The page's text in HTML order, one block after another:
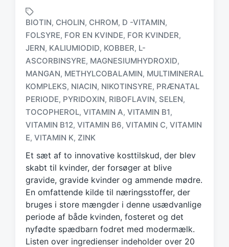
a
g
g
e
d
t
h
BIOTIN, CHOLIN, CHROM, D -VITAMIN,
FOLSYRE, FOR EN KVINDE, FOR KVINDER,
JERN, KALIUMIODID, KOBBER, L-
ASCORBINSYRE, MAGNESIUMHYDROXID,
MANGAN, METHYLCOBALAMIN, MULTIMINERAL
KOMPLEKS, NIACIN, NIKOTINSYRE, PRÆNATAL
PERIODE, PYRIDOXIN, RIBOFLAVIN, SELEN,
TOCOPHEROL, VITAMIN A, VITAMIN B1,
VITAMIN B12, VITAMIN B6, VITAMIN C, VITAMIN
E, VITAMIN K, ZINK
Et sæt af to innovative kosttilskud, der blev
skabt til kvinder, der forsøger at blive
gravide, gravide kvinder og ammende mødre.
En omfattende kilde til næringsstoffer, der
bruges i store mængder i denne usædvanlige
periode af både kvinden, fosteret og det
nyfødte spædbarn fodret med modermælk.
Listen over ingredienser indeholder over 20